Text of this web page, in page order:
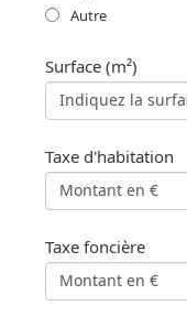
Autre
Surface (m²)
Taxe d'habitation
Taxe foncière